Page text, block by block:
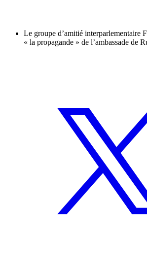
Le groupe d’amitié interparlementaire
« la propagande » de l’ambassade de